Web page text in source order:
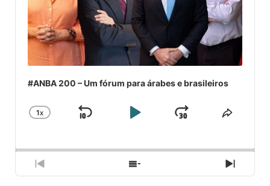
#ANBA 200 – Um fórum para árabes e brasileiros
CHANGE
1X
SKIP
PLAYJUMP
PREVIOUS
SHOW
NEXT